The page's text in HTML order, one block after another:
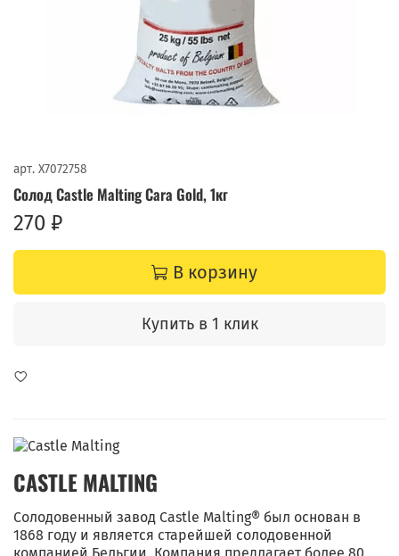
арт. X7072758
Солод Castle Malting Cara Gold, 1кг
270 ₽
В корзину
Купить в 1 клик
CASTLE MALTING
Солодовенный завод Castle Malting® был основан в
1868 году и является старейшей солодовенной